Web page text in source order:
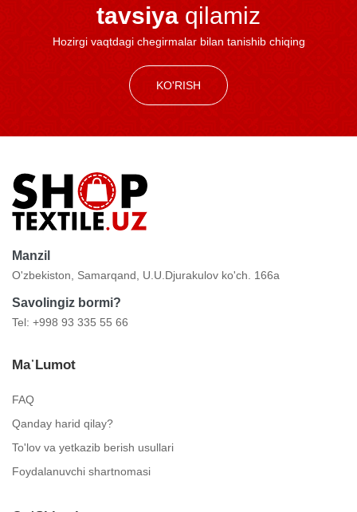
tavsiya qilamiz
Hozirgi vaqtdagi chegirmalar bilan tanishib chiqing
KO'RISH
Manzil
O'zbekiston, Samarqand, U.U.Djurakulov ko'ch. 166a
Savolingiz bormi?
Tel: +998 93 335 55 66
Ma᾿lumot
FAQ
Qanday harid qilay?
To'lov va yetkazib berish usullari
Foydalanuvchi shartnomasi